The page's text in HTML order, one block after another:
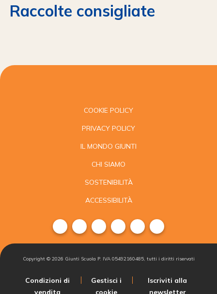
Raccolte consigliate
COOKIE POLICY
PRIVACY POLICY
IL MONDO GIUNTI
CHI SIAMO
SOSTENIBILITÀ
ACCESSIBILITÀ
Copyright © 2026 Giunti Scuola P. IVA 05492160485, tutti i diritti riservati
Condizioni di
vendita
Gestisci i
cookie
Iscriviti alla
newsletter